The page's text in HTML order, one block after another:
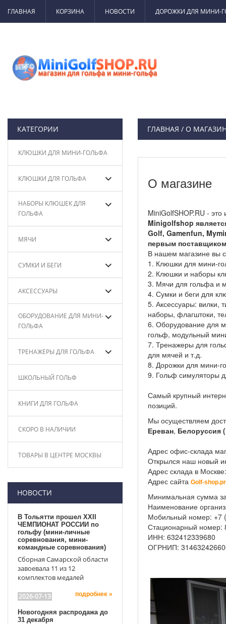
ГЛАВНАЯ КОРЗИНА НОВОСТИ ДОРОЖКИ ДЛЯ МИНИ-
КАТЕГОРИИ
КЛЮШКИ ДЛЯ МИНИ-ГОЛЬФА
КЛЮШКИ ДЛЯ ГОЛЬФА
НАБОРЫ КЛЮШЕК ДЛЯ
ГОЛЬФА
МЯЧИ
СУМКИ И БЕГИ
АКСЕССУАРЫ
ОБОРУДОВАНИЕ ДЛЯ МИНИ-
ГОЛЬФА
ТРЕНАЖЕРЫ ДЛЯ ГОЛЬФА
ШКОЛЬНЫЙ ГОЛЬФ
КНИГИ ДЛЯ ГОЛЬФА
СКОРО В НАЛИЧИИ
ТОВАРЫ В ЦЕНТРЕ МОСКВЫ
НОВОСТИ
В Тольятти прошел XXII
ЧЕМПИОНАТ РОССИИ по
гольфу (мини-личные
соревнования, мини-
командные соревнования)
Сборная Самарской области
завоевала 11 из 12
комплектов медалей
2026-07-13 подробнее »
Новогодняя распродажа до
31 декабря
ГЛАВНАЯ / О
О магазине
MiniGolfSHOP.RU -
Minigolfshop
Golf, Gamenfun,
первым
В нашем магазине вы
1. Клюшки для мини-
2. Клюшки и наборы
3. Мячи для гольфа и
4. Сумки и беги для
5. Аксессуары: вилки,
наборы, флагштоки,
6. Оборудование для
гольф, модульный
7. Тренажеры для
для мячей и т.д.
8. Дорожки для мини-
9. Гольф симуляторы
Самый крупный
позиций.
Мы осуществляем
Ереван, Белоруссия
Адрес офис-склада
Открылся наш новый
Адрес склада в
Адрес сайта Golf-
Минимальная сумма
Наименование
Мобильный номер: +7
Стационарный номер:
ИНН: 632412339680
ОГРНИП: